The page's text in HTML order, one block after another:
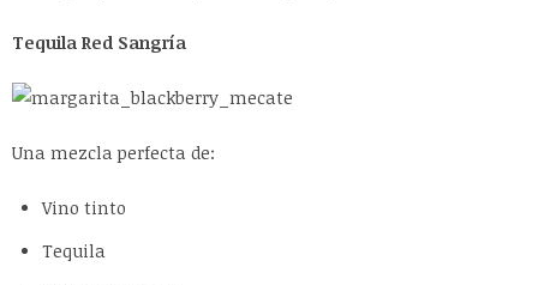
Tequila Red Sangría
Una mezcla perfecta de:
Vino tinto
Tequila